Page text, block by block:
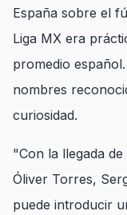
España sobre el
Liga MX era
promedio
nombres
curiosidad.
"Con la llegada
Óliver Torres,
puede introducir